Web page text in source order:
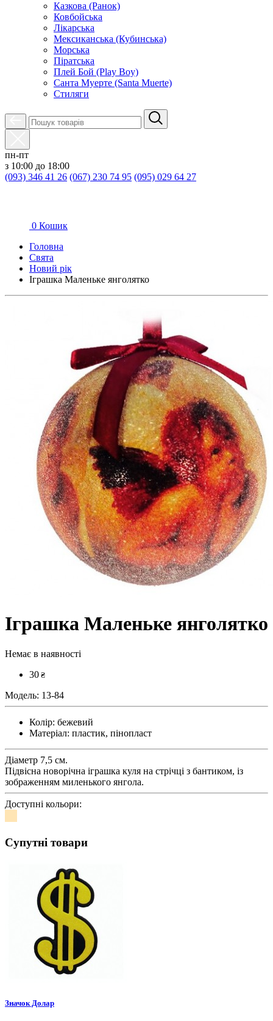
Казкова (Ранок)
Ковбойська
Лікарська
Мексиканська (Кубинська)
Морська
Піратська
Плей Бой (Play Boy)
Санта Муерте (Santa Muerte)
Стиляги
пн-пт
з 10:00 до 18:00
(093) 346 41 26 (067) 230 74 95 (095) 029 64 27
0 Кошик
Головна
Свята
Новий рік
Іграшка Маленьке янголятко
Іграшка Маленьке янголятко
Немає в наявності
30 ₴
Модель: 13-84
Колір: бежевий
Матеріал: пластик, пінопласт
Діаметр 7,5 см.
Підвісна новорічна іграшка куля на стрічці з бантиком, із
зображенням миленького янгола.
Доступні кольори:
Супутні товари
Значок Долар